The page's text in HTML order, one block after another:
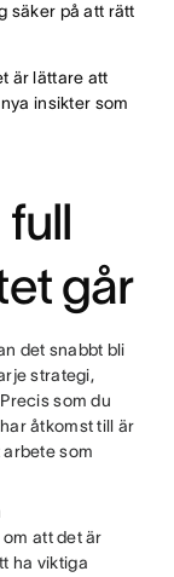
säker på att rätt
är lättare att
insikter som
går
det snabbt bli
strategi,
som du
åtkomst till är
som
att det är
ha viktiga